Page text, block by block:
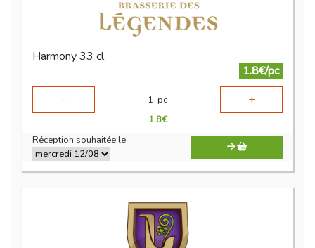
Harmony 33 cl
1.8€/pc
-
1 pc +
1.8€
Réception souhaitée le